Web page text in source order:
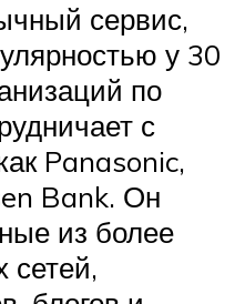
сервис,
у 30
по
с
Panasonic,
Bank. Он
из более
сетей,